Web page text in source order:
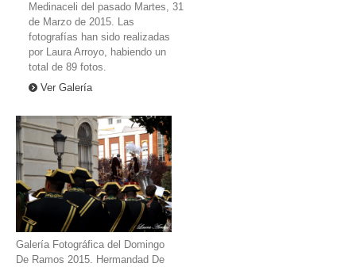
Medinaceli del pasado Martes, 31
de Marzo de 2015. Las
fotografías han sido realizadas
por Laura Arroyo, habiendo un
total de 89 fotos.
Ver Galería
Galería Fotográfica del Domingo
De Ramos 2015. Hermandad De